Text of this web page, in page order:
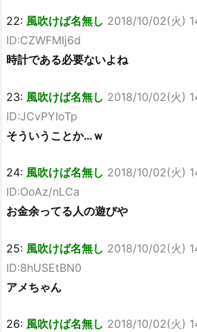
22: 風吹けば名無し 2018/10/02(火)
ID:CZWFMIj6d
時計である必要ないよね
23: 風吹けば名無し 2018/10/02(火)
ID:JCvPYIoTp
そういうことか…ｗ
24: 風吹けば名無し 2018/10/02(火)
ID:OoAz/nLCa
お金余ってる人の遊びや
25: 風吹けば名無し 2018/10/02(火)
ID:8hUSEtBN0
アメちゃん
26: 風吹けば名無し 2018/10/02(火)